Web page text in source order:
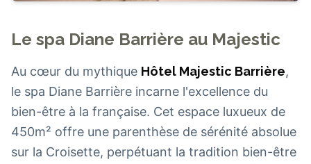
Le spa Diane Barrière au Majestic
Au cœur du mythique Hôtel Majestic Barrière,
le spa Diane Barrière incarne l'excellence du
bien-être à la française. Cet espace luxueux de
450m² offre une parenthèse de sérénité absolue
sur la Croisette, perpétuant la tradition bien-être